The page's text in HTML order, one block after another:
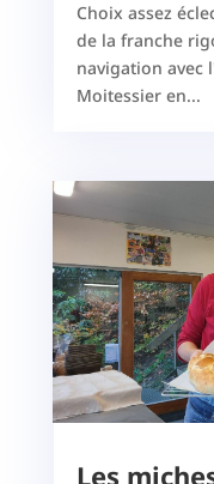
Choix assez
de la franche
navigation avec
Moitessier en...
Les